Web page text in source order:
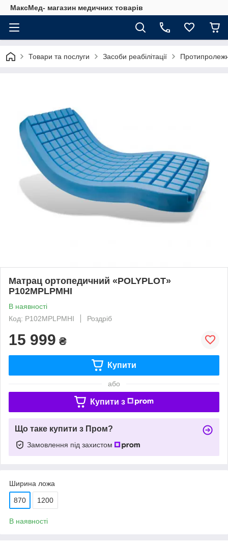
МаксМед- магазин медичних товарів
Товари та послуги Засоби реабілітації
Матрац ортопедичний «POLYPLOT»
P102MPLPMHI
В наявності
Код: P102MPLPMHI
Роздріб
15 999 ₴
Купити
або
Купити з
Що таке купити з Пром?
Замовлення під захистом
Ширина ложа
870 1200
В наявності